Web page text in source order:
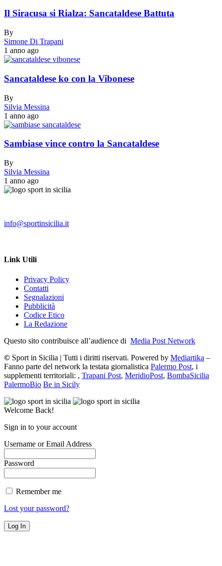
Il Siracusa si Rialza: Sancataldese Battuta
By
Simone Di Trapani
1 anno ago
Sancataldese ko con la Vibonese
By
Silvia Messina
1 anno ago
Sambiase vince contro la Sancataldese
By
Silvia Messina
1 anno ago
info@sportinsicilia.it
Link Utili
Privacy Policy
Contatti
Segnalazioni
Pubblicità
Codice Etico
La Redazione
Questo sito contribuisce all’audience di Media Post Network
© Sport in Sicilia | Tutti i diritti riservati. Powered by Mediartika –
Fanno parte del network la testata giornalistica Palermo Post, i
supplementi territoriali: , Trapani Post, MeridioPost, BombaSicilia
PalermoBio Be in Sicily
Welcome Back!
Sign in to your account
Username or Email Address
Password
Remember me
Lost your password?